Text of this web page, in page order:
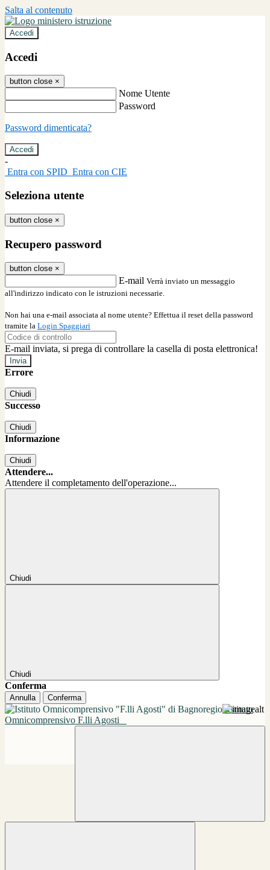
Salta al contenuto
Accedi
Accedi
button close ×
Nome Utente
Password
Password dimenticata?
-
Entra con SPID Entra con CIE
Seleziona utente
button close ×
Recupero password
button close ×
E-mail Verrà inviato un messaggio
all'indirizzo indicato con le istruzioni necessarie.
Non hai una e-mail associata al nome utente? Effettua il reset della password
tramite la Login Spaggiari
E-mail inviata, si prega di controllare la casella di posta elettronica!
Errore
Chiudi
Successo
Chiudi
Informazione
Chiudi
Attendere...
Attendere il completamento dell'operazione...
Chiudi
Chiudi
Conferma
Annulla Conferma
Istituto
Omnicomprensivo F.lli Agosti